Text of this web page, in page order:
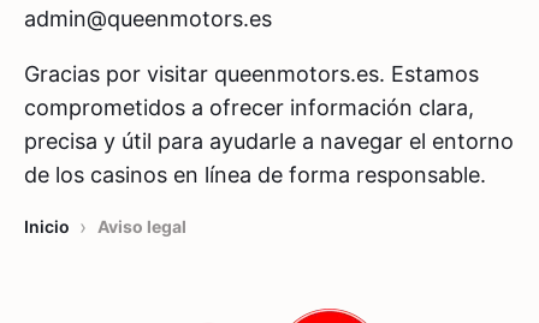
admin@queenmotors.es
Gracias por visitar queenmotors.es. Estamos
comprometidos a ofrecer información clara,
precisa y útil para ayudarle a navegar el entorno
de los casinos en línea de forma responsable.
Inicio › Aviso legal